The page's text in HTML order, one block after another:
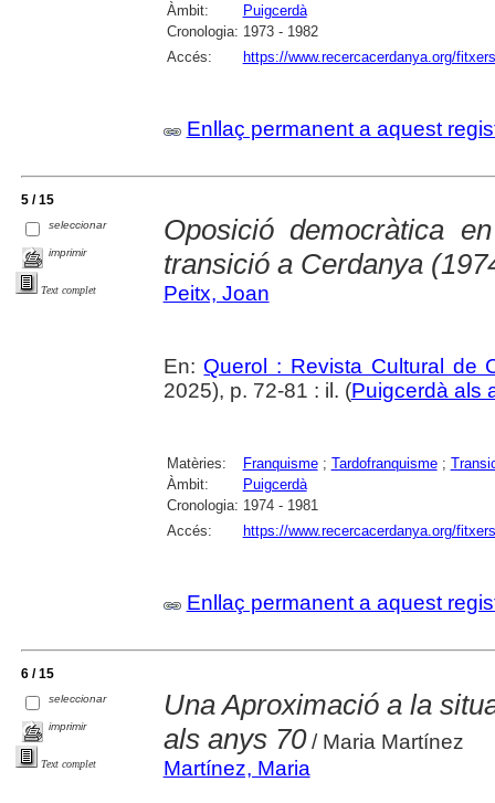
Àmbit:
Puigcerdà
Cronologia: 1973 - 1982
Accés:
https://www.recercacerdanya.org/
Enllaç permanent a aquest
5 / 15
seleccionar
imprimir
Text complet
Oposició democràtica
transició a Cerdanya
Peitx, Joan
En: Querol : Revista Cultural de
2025), p. 72-81 : il. (Puigcerdà als
Matèries: Franquisme; Tardofranquisme;
Àmbit:
Puigcerdà
Cronologia: 1974 - 1981
Accés:
https://www.recercacerdanya.org/
Enllaç permanent a aquest
6 / 15
seleccionar
imprimir
Text complet
Una Aproximació a la
als anys 70/ Maria Martínez
Martínez, Maria